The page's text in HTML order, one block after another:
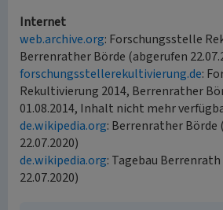
Internet
web.archive.org: Forschungsstelle
Berrenrather Börde (abgerufen
forschungsstellerekultivierung.de:
Rekultivierung 2014, Berrenrather
01.08.2014, Inhalt nicht mehr
de.wikipedia.org: Berrenrather Börde
22.07.2020)
de.wikipedia.org: Tagebau
22.07.2020)